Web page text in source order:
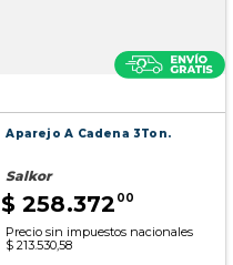
Aparejo A Cadena 3Ton.
Salkor
$ 258.372 00
Precio sin impuestos nacionales
$ 213.530,58